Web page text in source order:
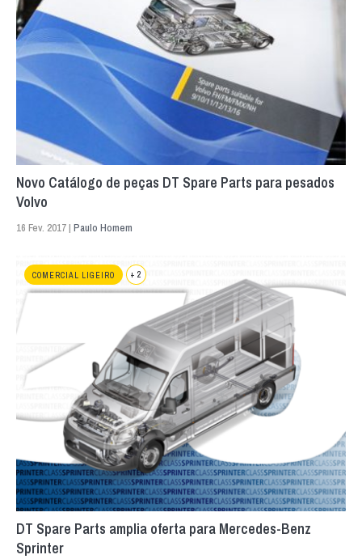
Novo Catálogo de peças DT Spare Parts para pesados
Volvo
16 Fev. 2017 | Paulo Homem
COMERCIAL LIGEIRO + 2
DT Spare Parts amplia oferta para Mercedes-Benz
Sprinter